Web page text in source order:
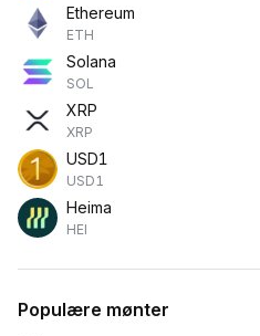
Ethereum
ETH
Solana
SOL
XRP
XRP
USD1
USD1
Heima
HEI
Populære mønter